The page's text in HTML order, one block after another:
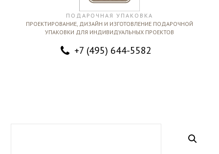
ПОДАРОЧНАЯ УПАКОВКА
ПРОЕКТИРОВАНИЕ, ДИЗАЙН И ИЗГОТОВЛЕНИЕ ПОДАРОЧНОЙ
УПАКОВКИ ДЛЯ ИНДИВИДУАЛЬНЫХ ПРОЕКТОВ
+7 (495) 644-5582